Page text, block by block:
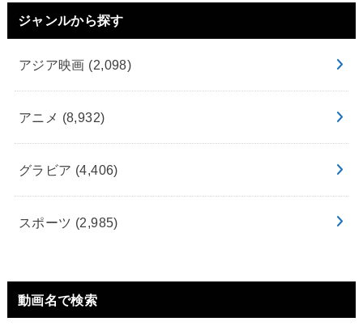
ジャンルから探す
アジア映画 (2,098)
アニメ (8,932)
グラビア (4,406)
スポーツ (2,985)
動画名で検索